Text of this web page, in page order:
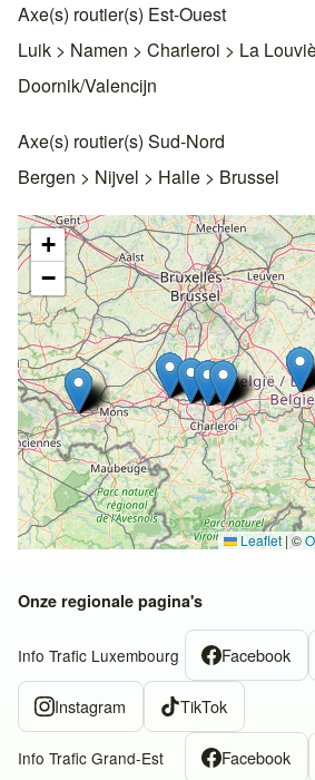
Axe(s) routier(s) Est-Ouest
Luik > Namen > Charleroi > La
Doornik/Valencijn
Axe(s) routier(s) Sud-Nord
Bergen > Nijvel > Halle > Brussel
+
−
Leaflet | ©
Onze regionale pagina's
Info Trafic Luxembourg Facebook
Instagram TikTok
Info Trafic Grand-Est Facebook